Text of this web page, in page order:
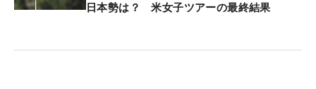
ね…」と表情には疲労感がにじむ。緊張の糸が切れ
日本勢は？ 米女子ツアーの最終結果